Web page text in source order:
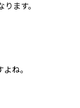
ます。
ね。